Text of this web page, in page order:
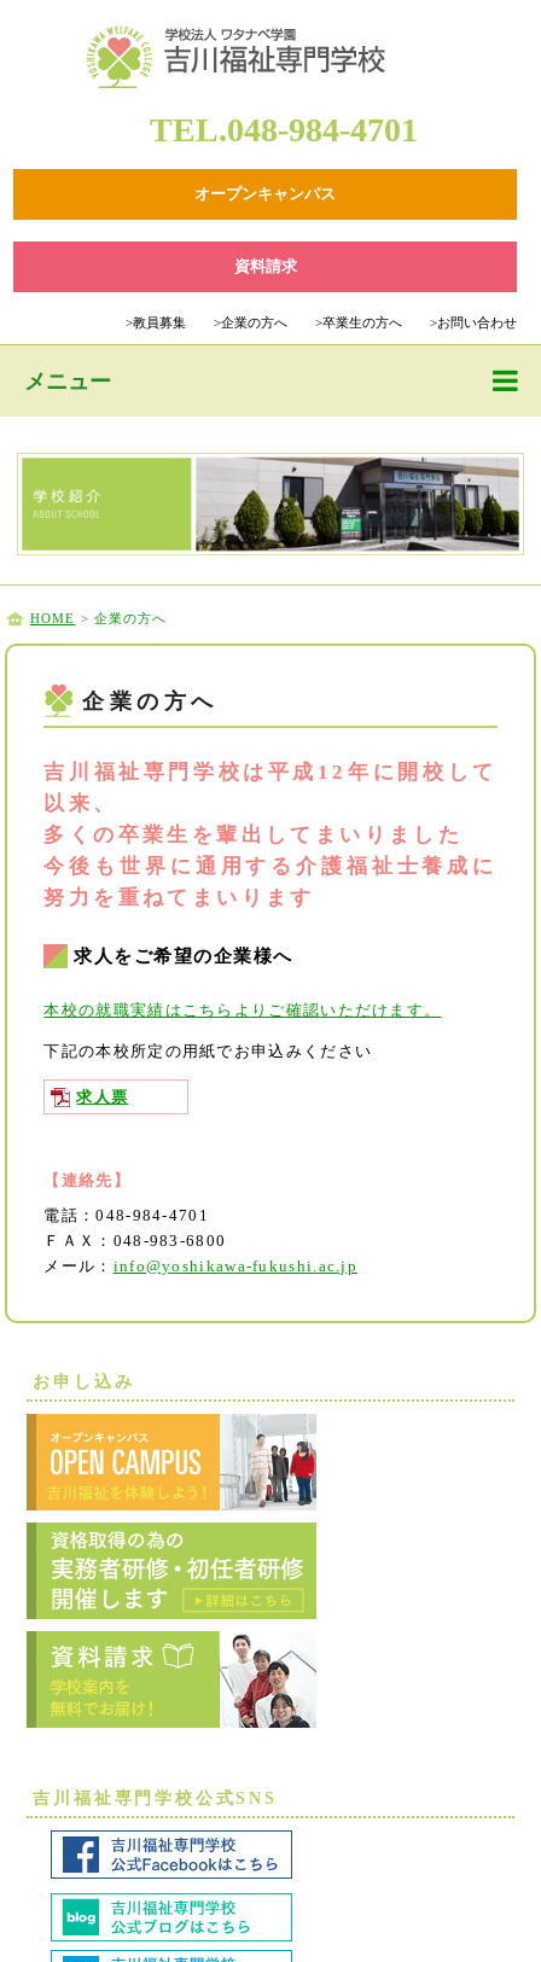
TEL.048-984-4701
オープンキャンパス
資料請求
>教員募集 >企業の方へ >卒業生の方へ >お問い合わせ
メニュー
HOME > 企業の方へ
企業の方へ
吉川福祉専門学校は平成12年に開校して
以来、
多くの卒業生を輩出してまいりました
今後も世界に通用する介護福祉士養成に
努力を重ねてまいります
求人をご希望の企業様へ
本校の就職実績はこちらよりご確認いただけます。
下記の本校所定の用紙でお申込みください
求人票
【連絡先】
電話：048-984-4701
ＦＡＸ：048-983-6800
メール： info@yoshikawa-fukushi.ac.jp
お申し込み
吉川福祉専門学校公式SNS